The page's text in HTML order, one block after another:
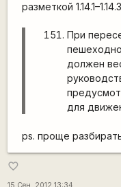
разметкой
При
должен
для
ps. проще
favorite_border